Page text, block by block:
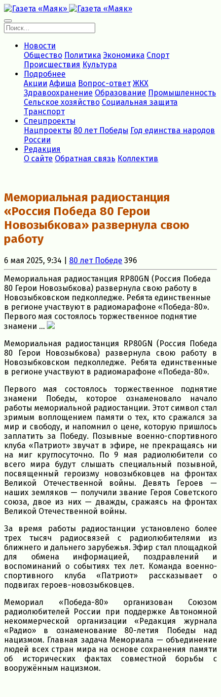
Новости
Общество Политика Экономика Спорт
Происшествия Культура
Подробнее
Акции Афиша Вопрос-ответ ЖКХ
Здравоохранение Образование Промышленность
Сельское хозяйство Социальная защита
Транспорт
Спецпроекты
Нацпроекты 80 лет Победы Год единства народов
России
Редакция
О сайте Обратная связь Коллектив
Мемориальная радиостанция
«Россия Победа 80 Герои
Новозыбкова» развернула свою
работу
6 мая 2025, 9:34 | 80 лет Победе 396
Мемориальная радиостанция RP80GN (Россия Победа
80 Герои Новозыбкова) развернула свою работу в
Новозыбковском педколледже. Ребята единственные
в регионе участвуют в радиомарафоне «Победа-80».
Первого мая состоялось торжественное поднятие
знамени ...
Мемориальная радиостанция RP80GN (Россия Победа
80 Герои Новозыбкова) развернула свою работу в
Новозыбковском педколледже. Ребята единственные
в регионе участвуют в радиомарафоне «Победа-80».
Первого мая состоялось торжественное поднятие
знамени Победы, которое ознаменовало начало
работы мемориальной радиостанции. Этот символ стал
зримым воплощением памяти о тех, кто сражался за
мир и свободу, и напомнил о цене, которую пришлось
заплатить за Победу. Позывные военно-спортивного
клуба «Патриот» звучат в эфире, не прекращаясь ни
на миг круглосуточно. По 9 мая радиолюбители со
всего мира будут слышать специальный позывной,
посвященный героизму новозыбковцев на фронтах
Великой Отечественной войны. Девять Героев —
наших земляков — получили звание Героя Советского
союза, двое из них — дважды, сражаясь на фронтах
Великой Отечественной войны.
За время работы радиостанции установлено более
трех тысяч радиосвязей с радиолюбителями из
ближнего и дальнего зарубежья. Эфир стал площадкой
для обмена информацией, поздравлений и
воспоминаний о событиях тех лет. Команда военно-
спортивного клуба «Патриот» рассказывает о
подвигах героев-новозыбковцев.
Мемориал «Победа-80» организован Союзом
радиолюбителей России при поддержке Автономной
некоммерческой организации «Редакция журнала
«Радио» в ознаменование 80-летия Победы над
нацизмом. Главная задача Мемориала — объединение
людей всех стран мира на основе сохранения памяти
об исторических фактах совместной борьбы с
вооружённым нацизмом.